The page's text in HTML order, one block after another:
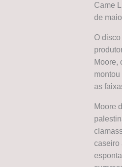
Came
de
O
Moore,
as
Moore
caseiro